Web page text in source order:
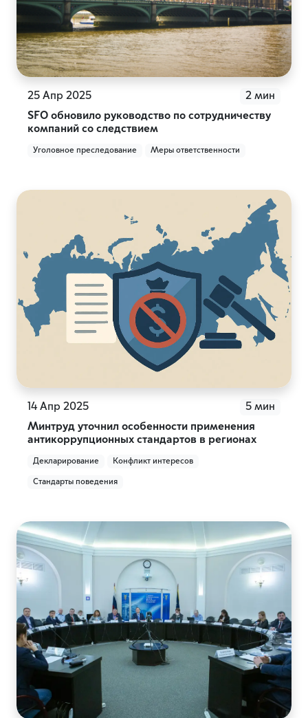
25 Апр 2025
2 мин
SFO обновило руководство по сотрудничеству
компаний со следствием
Уголовное преследование Меры ответственности
14 Апр 2025
5 мин
Минтруд уточнил особенности применения
антикоррупционных стандартов в регионах
Декларирование Конфликт интересов
Стандарты поведения